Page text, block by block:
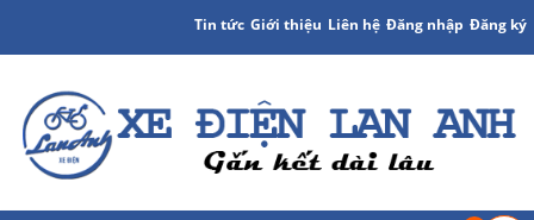
Tin tức Giới thiệu Liên hệ Đăng nhập Đăng ký